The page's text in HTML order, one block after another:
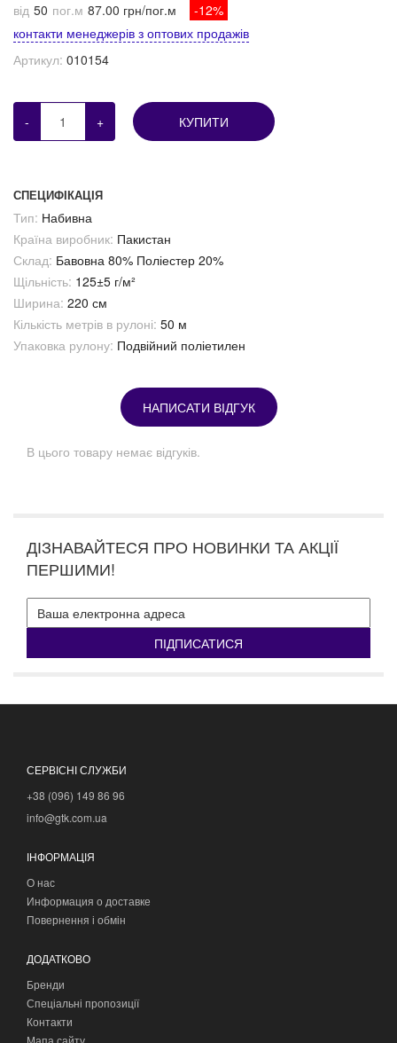
від 50 пог.м 87.00 грн/пог.м
-12%
контакти менеджерів з оптових продажів
Артикул: 010154
- + КУПИТИ
СПЕЦИФІКАЦІЯ
Тип: Набивна
Країна виробник: Пакистан
Склад: Бавовна 80% Поліестер 20%
Щільність: 125±5 г/м²
Ширина: 220 см
Кількість метрів в рулоні: 50 м
Упаковка рулону: Подвійний поліетилен
НАПИСАТИ ВІДГУК
В цього товару немає відгуків.
ДІЗНАВАЙТЕСЯ ПРО НОВИНКИ ТА АКЦІЇ
ПЕРШИМИ!
ПІДПИСАТИСЯ
СЕРВІСНІ СЛУЖБИ
+38 (096) 149 86 96
info@gtk.com.ua
ІНФОРМАЦІЯ
О нас
Информация о доставке
Повернення і обмін
ДОДАТКОВО
Бренди
Спеціальні пропозиції
Контакти